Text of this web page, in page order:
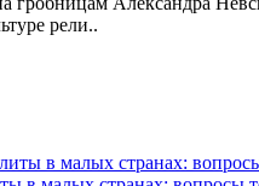
рели..